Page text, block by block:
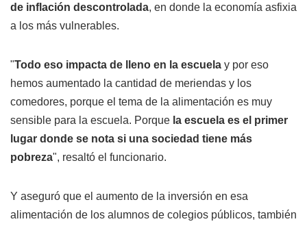
de inflación descontrolada, en donde la economía asfixia
a los más vulnerables.
"Todo eso impacta de lleno en la escuela y por eso
hemos aumentado la cantidad de meriendas y los
comedores, porque el tema de la alimentación es muy
sensible para la escuela. Porque la escuela es el primer
lugar donde se nota si una sociedad tiene más
pobreza", resaltó el funcionario.
Y aseguró que el aumento de la inversión en esa
alimentación de los alumnos de colegios públicos, también